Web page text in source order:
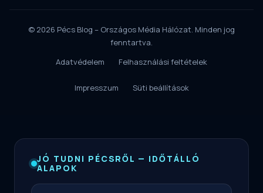
© 2026 Pécs Blog – Országos Média Hálózat. Minden jog
fenntartva.
Adatvédelem
Felhasználási feltételek
Impresszum Süti beállítások
JÓ TUDNI PÉCSRŐL — IDŐTÁLLÓ
ALAPOK